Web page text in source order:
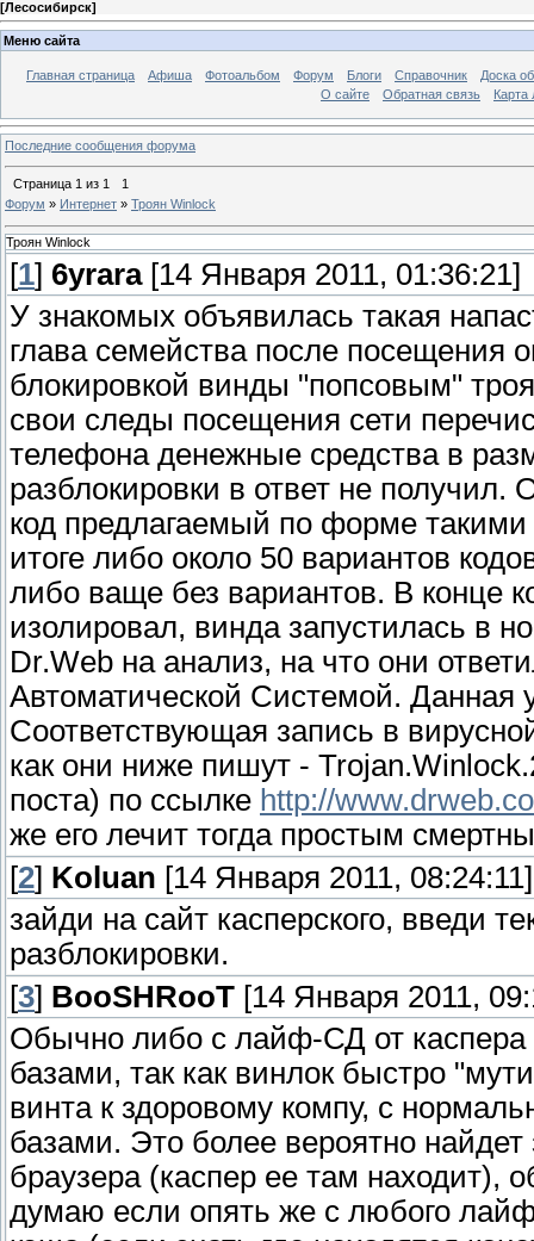
[Лесосибирск]
Меню сайта
Главная страница Афиша Фотоальбом Форум Блоги Справочник
Доска
О сайте
Обратная связь Карта
Последние сообщения форума
Страница 1 из 1
1
Форум » Интернет » Троян Winlock
Троян Winlock
[1] 6yrara[14 Января 2011, 01:36:21]
У знакомых объявилась такая
глава семейства после посещения
блокировкой винды "попсовым"
свои следы посещения сети
телефона денежные средства в
разблокировки в ответ не
код предлагаемый по форме
итоге либо около 50 вариантов
либо ваще без вариантов. В конце
изолировал, винда запустилась в
Dr.Web на анализ, на что они
Автоматической Системой. Данная
Соответствующая запись в
как они ниже пишут -
поста) по ссылке http://
же его лечит тогда простым
[2] Koluan [14 Января 2011, 08:24:11]
зайди на сайт касперского, введи
разблокировки.
[3] BooSHRooT [14 Января 2011,
Обычно либо с лайф-СД от каспера
базами, так как винлок быстро
винта к здоровому компу, с
базами. Это более вероятно найдет
браузера (каспер ее там находит),
думаю если опять же с любого